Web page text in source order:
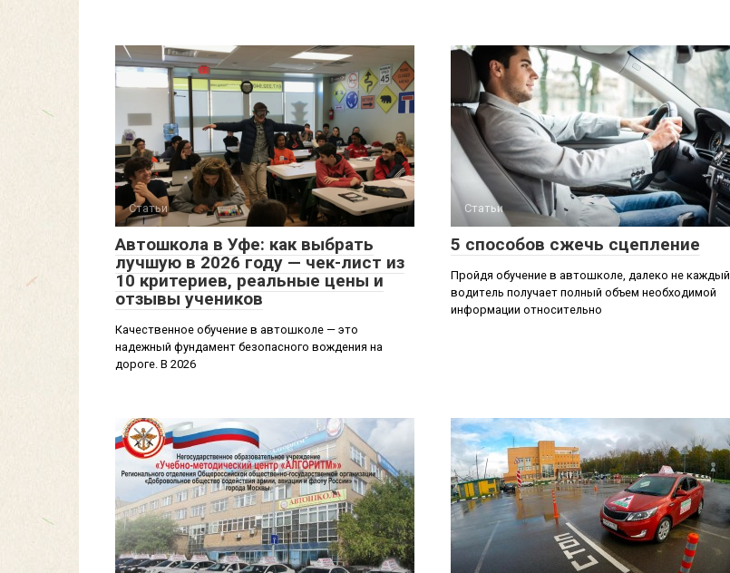
Статьи
Автошкола в Уфе: как выбрать
лучшую в 2026 году — чек-лист из
10 критериев, реальные цены и
отзывы учеников
Качественное обучение в автошколе — это
надежный фундамент безопасного вождения на
дороге. В 2026
Статьи
5 способов сжечь сцепление
Пройдя обучение в автошколе, далеко не каждый
водитель получает полный объем необходимой
информации относительно